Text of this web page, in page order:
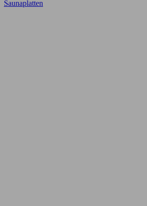
Saunaplatten